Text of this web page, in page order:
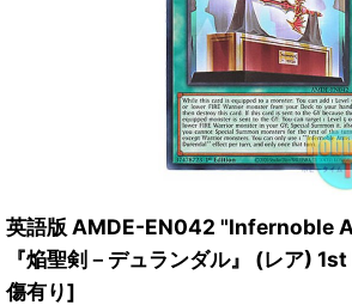
英語版 AMDE-EN042 "Infernoble
『焔聖剣－デュランダル』 (レア)
傷有り]